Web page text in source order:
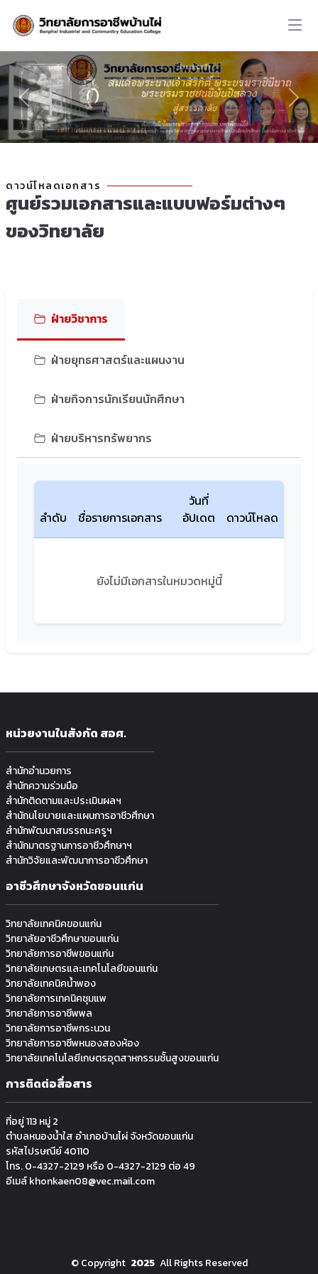
ดาวน์โหลดเอกสาร
ศูนย์รวมเอกสารและแบบฟอร์มต่างๆ
ของวิทยาลัย
ฝ่ายวิชาการ
ฝ่ายยุทธศาสตร์และแผนงาน
ฝ่ายกิจการนักเรียนนักศึกษา
ฝ่ายบริหารทรัพยากร
ลำดับ ชื่อรายการเอกสาร
วันที่
อัปเดต
ดาวน์โหลด
ยังไม่มีเอกสารในหมวดหมู่นี้
หน่วยงานในสังกัด สอศ.
สำนักอำนวยการ
สำนักความร่วมมือ
สำนักติดตามและประเมินผลฯ
สำนักนโยบายและแผนการอาชีวศึกษา
สำนักพัฒนาสมรรถนะครูฯ
สำนักมาตรฐานการอาชีวศึกษาฯ
สำนักวิจัยและพัฒนาการอาชีวศึกษา
อาชีวศึกษาจังหวัดขอนแก่น
วิทยาลัยเทคนิคขอนแก่น
วิทยาลัยอาชีวศึกษาขอนแก่น
วิทยาลัยการอาชีพขอนแก่น
วิทยาลัยเกษตรและเทคโนโลยีขอนแก่น
วิทยาลัยเทคนิคน้ำพอง
วิทยาลัยการเทคนิคชุมแพ
วิทยาลัยการอาชีพพล
วิทยาลัยการอาชีพกระนวน
วิทยาลัยการอาชีพหนองสองห้อง
วิทยาลัยเทคโนโลยีเกษตรอุตสาหกรรมช้ันสูงขอนแก่น
การติดต่อสื่อสาร
ที่อยู่ 113 หมู่ 2
ตำบลหนองน้ำใส อำเภอบ้านไผ่ จังหวัดขอนแก่น
รหัสไปรษณีย์ 40110
โทร. 0-4327-2129 หรือ 0-4327-2129 ต่อ 49
อีเมล์ khonkaen08@vec.mail.com
©Copyright 2025 All Rights Reserved